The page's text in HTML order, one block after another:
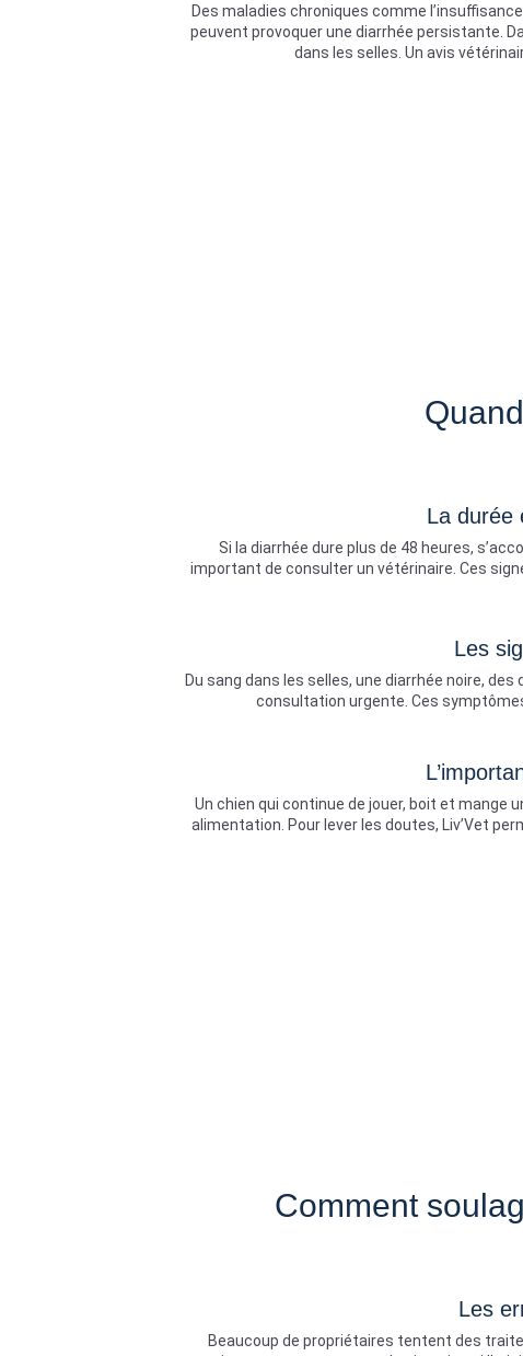
Des maladies chroniques comme
peuvent provoquer une diarrhée persistante.
dans les selles. Un avis
La durée
Si la diarrhée dure plus de 48 heures,
important de consulter un vétérinaire. Ces
Les
Du sang dans les selles, une diarrhée noire,
consultation urgente. Ces
Un chien qui continue de jouer, boit et mange
alimentation. Pour lever les doutes, Liv’Vet
Comment
Les
Beaucoup de propriétaires tentent des